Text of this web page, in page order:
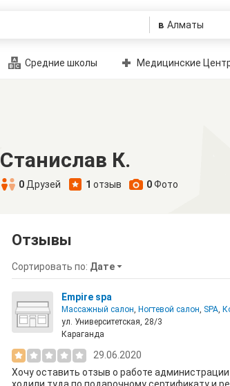
в
Средние школы Медицинские
Станислав К.
0 Друзей 1 отзыв 0Фото
Отзывы
Сортировать по: Дате
Empire spa
Массажный салон, Ногтевой салон, SPA,
ул. Университетская, 28/3
Караганда
29.06.2020
Хочу оставить отзыв о работе